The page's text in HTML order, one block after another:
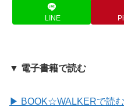
LINE
▼ 電子書籍で読む
▶ BOOK☆WALKERで読む